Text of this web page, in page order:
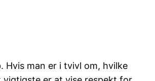
man er i tvivl om, hvilke